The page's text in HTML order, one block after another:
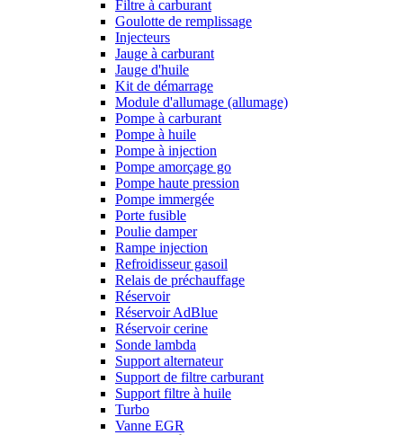
Filtre à carburant
Goulotte de remplissage
Injecteurs
Jauge à carburant
Jauge d'huile
Kit de démarrage
Module d'allumage (allumage)
Pompe à carburant
Pompe à huile
Pompe à injection
Pompe amorçage go
Pompe haute pression
Pompe immergée
Porte fusible
Poulie damper
Rampe injection
Refroidisseur gasoil
Relais de préchauffage
Réservoir
Réservoir AdBlue
Réservoir cerine
Sonde lambda
Support alternateur
Support de filtre carburant
Support filtre à huile
Turbo
Vanne EGR